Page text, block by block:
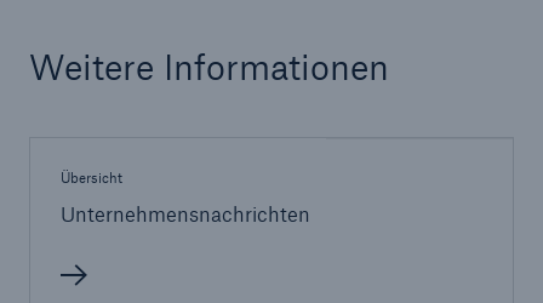
Weitere Informationen
Übersicht
Unternehmensnachrichten
600 bn
US Dollar im Jahr 2018